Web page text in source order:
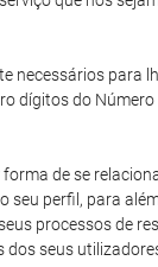
do
de se
perfil, para
processos de
dos seus